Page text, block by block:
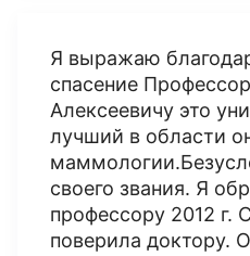
Я выражаю
спасение
Алексеевичу это
лучший в области
своего звания. Я
профессору 2012 г.
поверила доктору.